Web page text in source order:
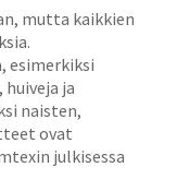
mutta kaikkien
esimerkiksi
ja
naisten,
ovat
julkisessa